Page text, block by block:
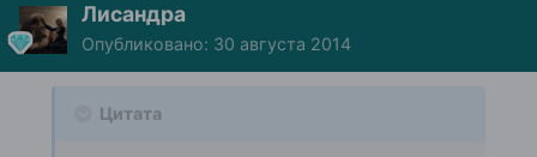
Лисандра
Опубликовано: 30 августа 2014
Цитата